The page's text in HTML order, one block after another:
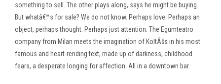
something to sell. The other plays along, says he might be buying.
But whatâ€™s for sale? We do not know. Perhaps love. Perhaps an
object, perhaps thought. Perhaps just attention. The Egumteatro
company from Milan meets the imagination of KoltÃšs in his most
famous and heart-rending text, made up of darkness, childhood
fears, a desperate longing for affection. All in a downtown bar.